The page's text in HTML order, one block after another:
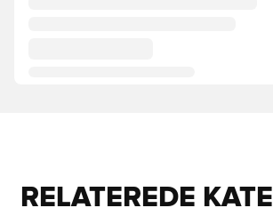
RELATEREDE